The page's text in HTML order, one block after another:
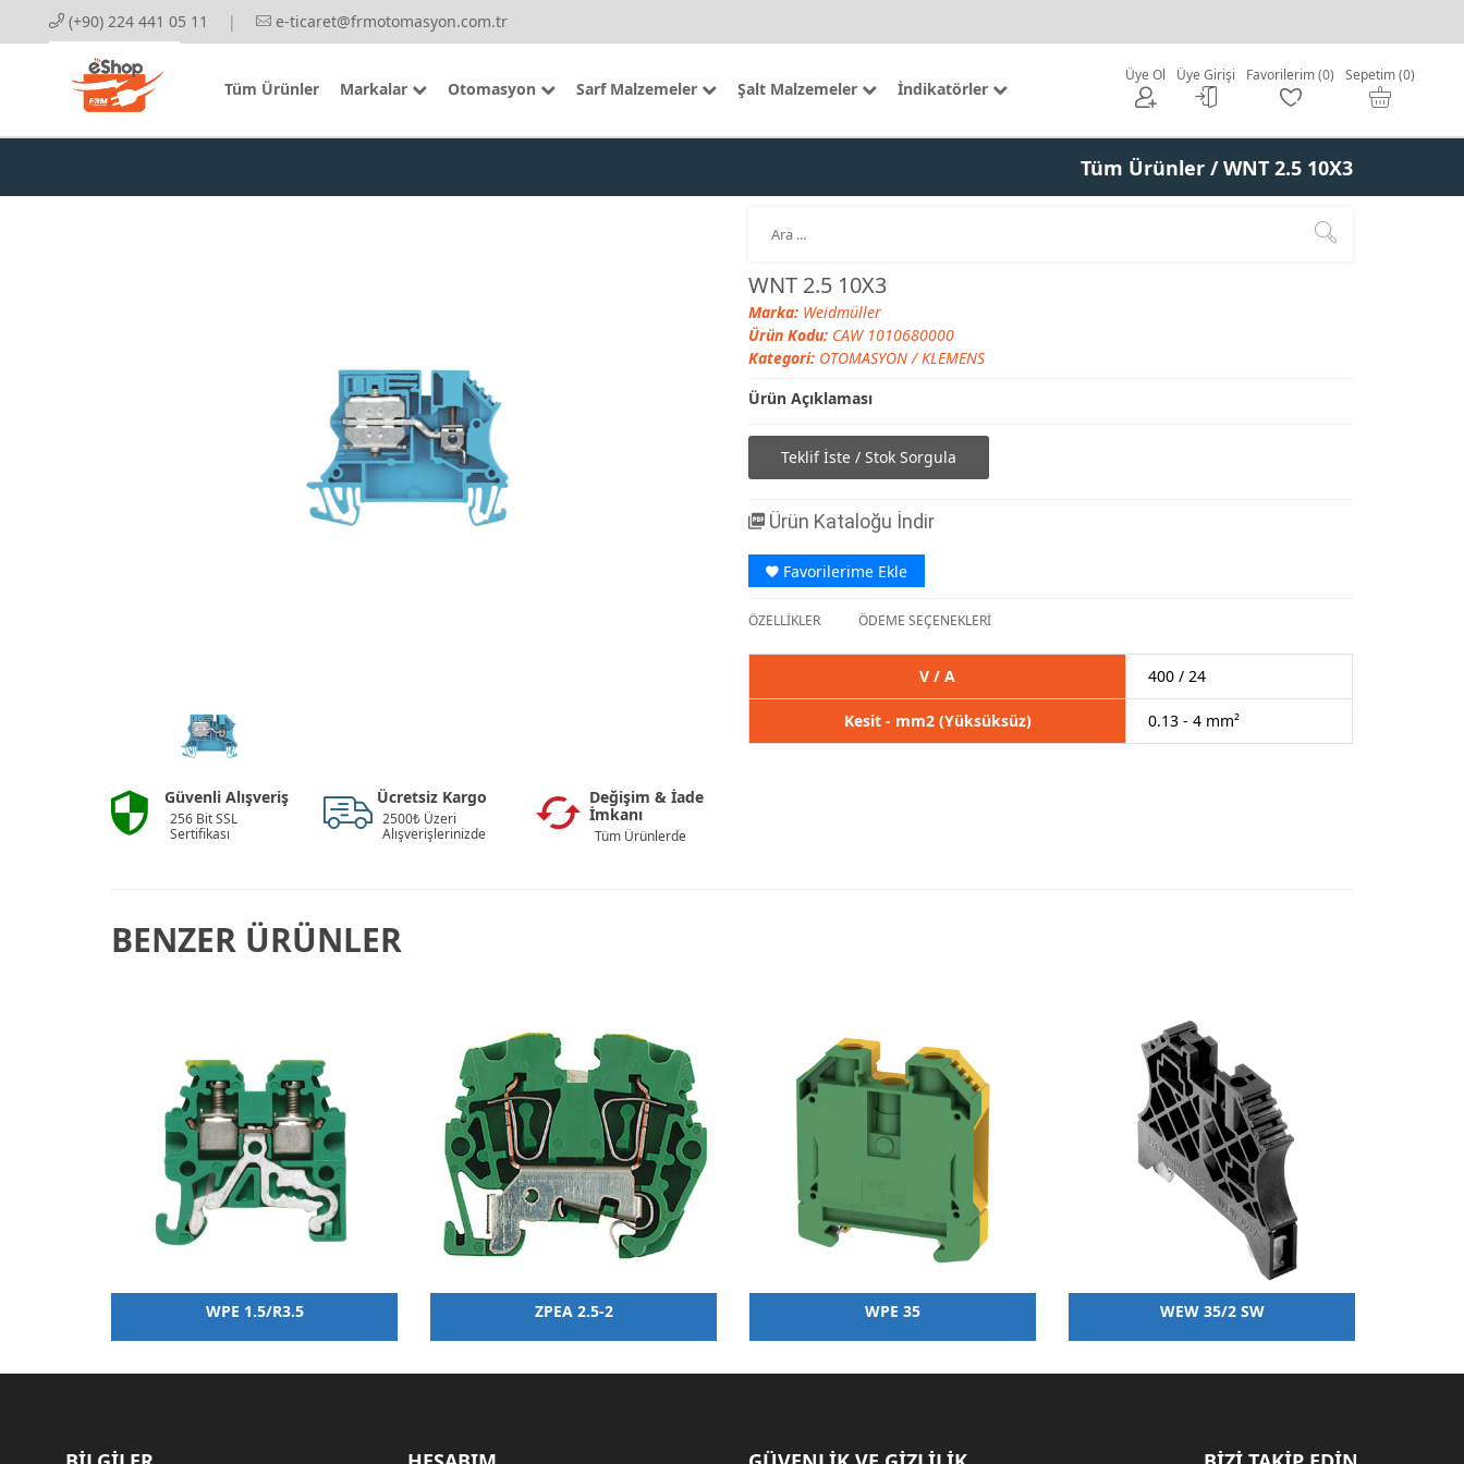
(+90) 224 441 05 11 | e-ticaret@frmotomasyon.com.tr
Tüm Ürünler Markalar Otomasyon Sarf Malzemeler Şalt Malzemeler İndikatörler
Üye Ol Üye Girişi Favorilerim (0) Sepetim (0)
Tüm Ürünler / WNT 2.5 10X3
Güvenli Alışveriş
256 Bit SSL
Sertifikası
Ücretsiz Kargo
2500₺ Üzeri
Alışverişlerinizde
Değişim & İade
İmkanı
Tüm Ürünlerde
WNT 2.5 10X3
Marka: Weidmüller
Ürün Kodu: CAW 1010680000
Kategori: OTOMASYON/KLEMENS
Ürün Açıklaması
Teklif İste / Stok Sorgula
Ürün Kataloğu İndir
Favorilerime Ekle
ÖZELLİKLER ÖDEME SEÇENEKLERİ
V / A 400 / 24
Kesit - mm2 (Yüksüksüz) 0.13 - 4 mm²
BENZER ÜRÜNLER
WPE 1.5/R3.5 ZPEA 2.5-2 WPE 35 WEW 35/2 SW